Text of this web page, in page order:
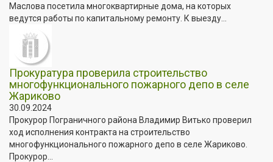
Маслова посетила многоквартирные дома, на которых
ведутся работы по капитальному ремонту. К выезду...
Прокуратура проверила строительство
многофункционального пожарного депо в селе
Жариково
30.09.2024
Прокурор Пограничного района Владимир Витько проверил
ход исполнения контракта на строительство
многофункционального пожарного депо в селе Жариково.
Прокурор...